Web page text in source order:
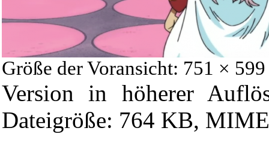
Größe der Voransicht: 751 ×
Version in höherer
Dateigröße: 764 KB,